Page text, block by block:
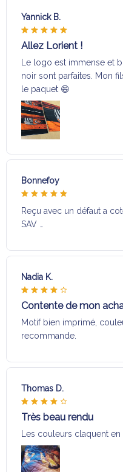
Yannick B.
Allez Lorient !
Le logo est immense et
noir sont parfaites. Mon
le paquet 😄
Bonnefoy
Reçu avec un défaut a
SAV …
Nadia K.
Contente de mon
Motif bien imprimé,
recommande.
Thomas D.
Très beau rendu
Les couleurs claquent en